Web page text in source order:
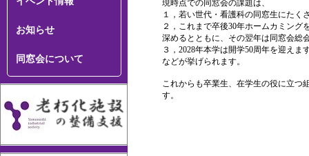
お知らせ
同窓会について
現時点での同窓会の課題は、
１，若い世代・看護科の同窓生にたく
２，これまで卒後30年ホームカミン
深めるとともに、その翌年は同窓会総
３，2028年本学は開学50周年を迎え
などが挙げられます。
これからも卒業生、在学生の役に立つ
す。